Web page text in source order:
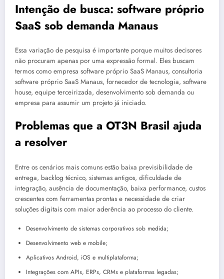
Intenção de busca: software próprio
SaaS sob demanda Manaus
Essa variação de pesquisa é importante porque muitos decisores
não procuram apenas por uma expressão formal. Eles buscam
termos como empresa software próprio SaaS Manaus, consultoria
software próprio SaaS Manaus, fornecedor de tecnologia, software
house, equipe terceirizada, desenvolvimento sob demanda ou
empresa para assumir um projeto já iniciado.
Problemas que a OT3N Brasil ajuda
a resolver
Entre os cenários mais comuns estão baixa previsibilidade de
entrega, backlog técnico, sistemas antigos, dificuldade de
integração, ausência de documentação, baixa performance, custos
crescentes com ferramentas prontas e necessidade de criar
soluções digitais com maior aderência ao processo do cliente.
Desenvolvimento de sistemas corporativos sob medida;
Desenvolvimento web e mobile;
Aplicativos Android, iOS e multiplataforma;
Integrações com APIs, ERPs, CRMs e plataformas legadas;